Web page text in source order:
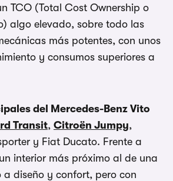
TCO (Total Cost Ownership o
algo elevado, sobre todo las
más potentes, con unos
y consumos superiores a
del Mercedes-Benz Vito
Transit, Citroën Jumpy,
y Fiat Ducato. Frente a
interior más próximo al de una
a diseño y confort, pero con